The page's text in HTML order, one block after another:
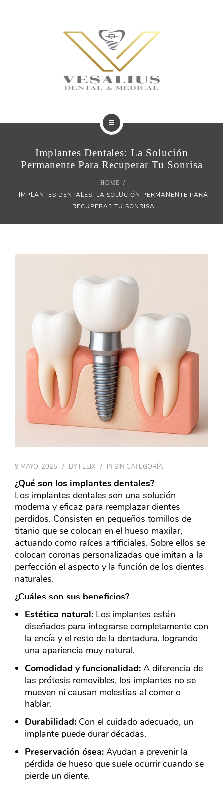
Implantes Dentales: La Solución
Permanente Para Recuperar Tu Sonrisa
HOME
IMPLANTES DENTALES: LA SOLUCIÓN PERMANENTE PARA
RECUPERAR TU SONRISA
9 MAYO, 2025 BY FELIX IN SIN CATEGORÍA
¿Qué son los implantes dentales?
Los implantes dentales son una solución
moderna y eficaz para reemplazar dientes
perdidos. Consisten en pequeños tornillos de
titanio que se colocan en el hueso maxilar,
actuando como raíces artificiales. Sobre ellos se
colocan coronas personalizadas que imitan a la
perfección el aspecto y la función de los dientes
naturales.
¿Cuáles son sus beneficios?
Estética natural: Los implantes están
diseñados para integrarse completamente con
la encía y el resto de la dentadura, logrando
una apariencia muy natural.
Comodidad y funcionalidad: A diferencia de
las prótesis removibles, los implantes no se
mueven ni causan molestias al comer o
hablar.
Durabilidad: Con el cuidado adecuado, un
implante puede durar décadas.
Preservación ósea: Ayudan a prevenir la
pérdida de hueso que suele ocurrir cuando se
pierde un diente.